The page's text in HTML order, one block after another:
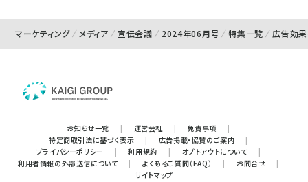
マーケティング メディア 宣伝会議 2024年06月号 特集一覧 広告効
お知らせ一覧 | 運営会社 | 免責事項
|
特定商取引法に基づく表示
| 広告掲載・協賛のご案内
|
プライバシーポリシー
| 利用規約 | オプトアウトについて
|
利用者情報の外部送信について
| よくあるご質問（FAQ） | お問合せ
|
サイトマップ